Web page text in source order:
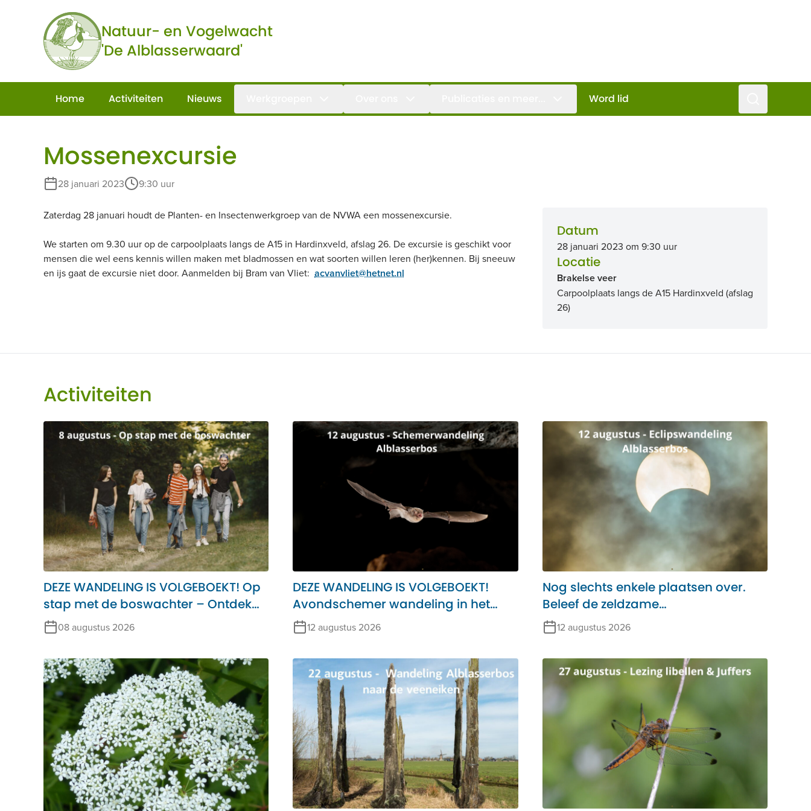
Natuur- en Vogelwacht
'De Alblasserwaard'
Home Activiteiten Nieuws Word lid
Mossenexcursie
28 januari 2023 9:30 uur
Zaterdag 28 januari houdt de Planten- en Insectenwerkgroep van de NVWA een mossenexcursie.
We starten om 9.30 uur op de carpoolplaats langs de A15 in Hardinxveld, afslag 26. De excursie is geschikt voor
mensen die wel eens kennis willen maken met bladmossen en wat soorten willen leren (her)kennen. Bij sneeuw
en ijs gaat de excursie niet door. Aanmelden bij Bram van Vliet: acvanvliet@hetnet.nl
Datum
28 januari 2023 om 9:30 uur
Locatie
Brakelse veer
Carpoolplaats langs de A15 Hardinxveld (afslag
26)
Activiteiten
DEZE WANDELING IS VOLGEBOEKT! Op
stap met de boswachter – Ontdek
het Alblasserbos
08 augustus 2026
DEZE WANDELING IS VOLGEBOEKT!
Avondschemer wandeling in het
Alblasserbos – 12 augustus
12 augustus 2026
Nog slechts enkele plaatsen over.
Beleef de zeldzame
zonsverduistering in het
Alblasserbos!
12 augustus 2026